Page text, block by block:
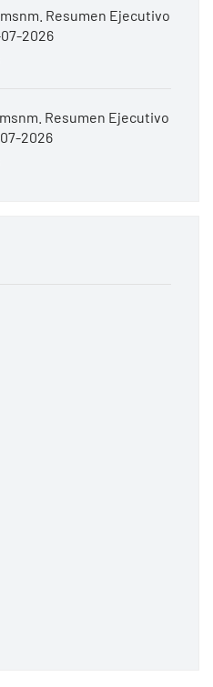
Resumen Ejecutivo
2026
Resumen Ejecutivo
2026